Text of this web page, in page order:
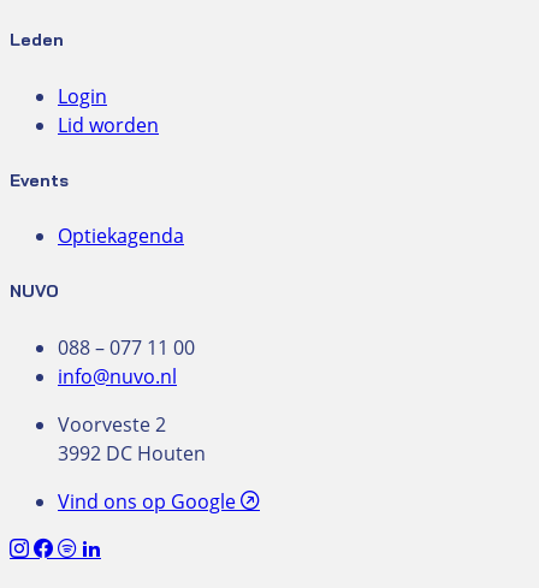
Leden
Login
Lid worden
Events
Optiekagenda
NUVO
088 – 077 11 00
info@nuvo.nl
Voorveste 2
3992 DC Houten
Vind ons op Google